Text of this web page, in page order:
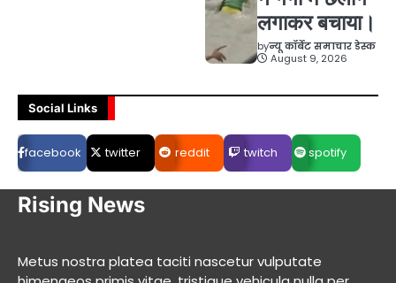
लगाकर बचाया।
byन्यू कॉर्बेट समाचार डेस्क
August 9, 2026
Social Links
facebook twitter reddit twitch spotify
Rising News
Metus nostra platea taciti nascetur vulputate